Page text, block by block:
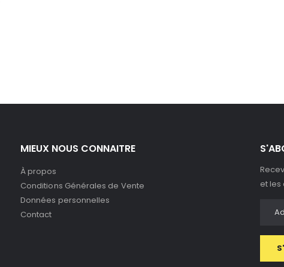
MIEUX NOUS CONNAITRE
À propos
Conditions Générales de Vente
Données personnelles
Contact
et les